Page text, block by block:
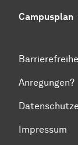
Campusplan
Anregungen?
Impressum